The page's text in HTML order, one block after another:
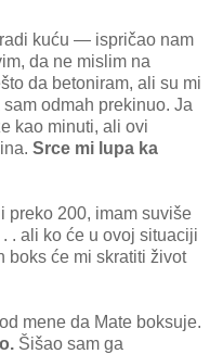
kuću — ispričao nam
da ne mislim na
da betoniram, ali su mi
odmah prekinuo. Ja
kao minuti, ali ovi
Srce mi lupa ka
preko 200, imam suviše
. ali ko će u ovoj situaciji
boks će mi skratiti život
mene da Mate boksuje.
Šišao sam ga